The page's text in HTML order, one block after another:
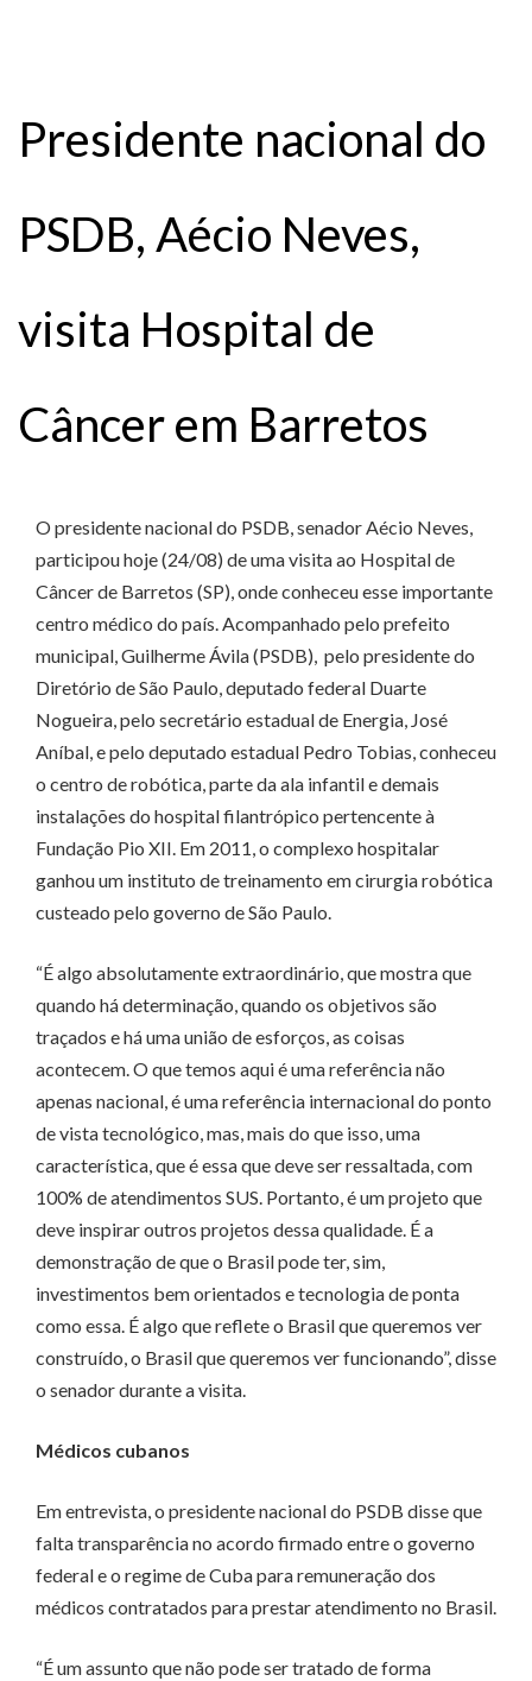
Presidente nacional do
PSDB, Aécio Neves,
visita Hospital de
Câncer em Barretos
O presidente nacional do PSDB, senador Aécio Neves,
participou hoje (24/08) de uma visita ao Hospital de
Câncer de Barretos (SP), onde conheceu esse importante
centro médico do país. Acompanhado pelo prefeito
municipal, Guilherme Ávila (PSDB), pelo presidente do
Diretório de São Paulo, deputado federal Duarte
Nogueira, pelo secretário estadual de Energia, José
Aníbal, e pelo deputado estadual Pedro Tobias, conheceu
o centro de robótica, parte da ala infantil e demais
instalações do hospital filantrópico pertencente à
Fundação Pio XII. Em 2011, o complexo hospitalar
ganhou um instituto de treinamento em cirurgia robótica
custeado pelo governo de São Paulo.
“É algo absolutamente extraordinário, que mostra que
quando há determinação, quando os objetivos são
traçados e há uma união de esforços, as coisas
acontecem. O que temos aqui é uma referência não
apenas nacional, é uma referência internacional do ponto
de vista tecnológico, mas, mais do que isso, uma
característica, que é essa que deve ser ressaltada, com
100% de atendimentos SUS. Portanto, é um projeto que
deve inspirar outros projetos dessa qualidade. É a
demonstração de que o Brasil pode ter, sim,
investimentos bem orientados e tecnologia de ponta
como essa. É algo que reflete o Brasil que queremos ver
construído, o Brasil que queremos ver funcionando”, disse
o senador durante a visita.
Médicos cubanos
Em entrevista, o presidente nacional do PSDB disse que
falta transparência no acordo firmado entre o governo
federal e o regime de Cuba para remuneração dos
médicos contratados para prestar atendimento no Brasil.
“É um assunto que não pode ser tratado de forma